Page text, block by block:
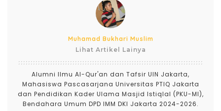
Muhamad Bukhari Muslim
Lihat Artikel Lainya
Alumni Ilmu Al-Qur'an dan Tafsir UIN Jakarta,
Mahasiswa Pascasarjana Universitas PTIQ Jakarta
dan Pendidikan Kader Ulama Masjid Istiqlal (PKU-MI),
Bendahara Umum DPD IMM DKI Jakarta 2024-2026.